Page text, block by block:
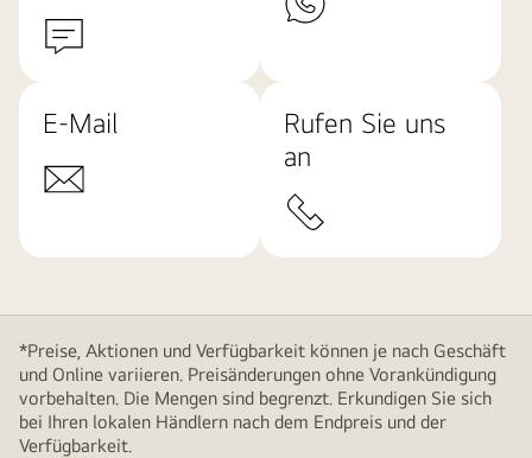
E-Mail
Rufen Sie uns
an
*Preise, Aktionen und Verfügbarkeit können je nach Geschäft
und Online variieren. Preisänderungen ohne Vorankündigung
vorbehalten. Die Mengen sind begrenzt. Erkundigen Sie sich
bei Ihren lokalen Händlern nach dem Endpreis und der
Verfügbarkeit.